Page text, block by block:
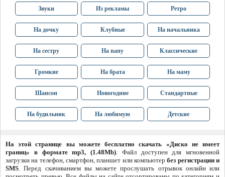
Звуки Из рекламы Ретро
На дочку Клубные На начальника
На сестру На папу Классические
Громкие На брата На маму
Шансон Новогодние Стандартные
На будильник На любимую Детские
На этой странице вы можете бесплатно скачать «Диско не имеет
границ» в формате mp3, (1.48Mb). Файл доступен для мгновенной
загрузки на телефон, смартфон, планшет или компьютербез регистрации и
SMS. Перед скачиванием вы можете прослушать отрывок онлайн или